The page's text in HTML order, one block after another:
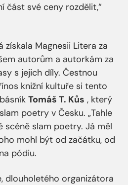
část své ceny rozdělit,“
získala Magnesii Litera za
autorům a autorkám za
s jejich díly. Čestnou
knižní kultuře si tento
Tomáš T. Kůs , který
poetry v Česku. „Tahle
scéně slam poetry. Já měl
mohl být od začátku, od
pódiu.
dlouholetého organizátora